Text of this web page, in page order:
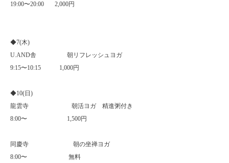
19:00〜20:00 2,000円
◆7(木)
U.AND舎 朝リフレッシュヨガ
9:15〜10:15 1,000円
◆10(日 )
龍雲寺 朝活ヨガ 精進粥付き
8:00〜 1,500円
同慶寺
朝の坐禅ヨガ
8:00〜
無料